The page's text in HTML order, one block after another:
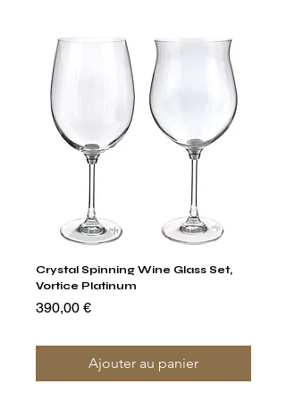
Crystal Spinning Wine Glass Set,
Vortice Platinum
Prix
390,00 €
Ajouter au panier